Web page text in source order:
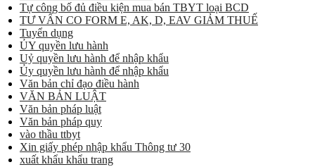
Tự công bố đủ điều kiện mua bán TBYT loại BCD
TƯ VẤN CO FORM E, AK, D, EAV GIẢM THUẾ
Tuyển dụng
ỦY quyền lưu hành
Uỷ quyền lưu hành để nhập khẩu
Ủy quyền lưu hành để nhập khẩu
Văn bản chỉ đạo điều hành
VĂN BẢN LUẬT
Văn bản pháp luật
Văn bản pháp quy
vào thầu ttbyt
Xin giấy phép nhập khẩu Thông tư 30
xuất khẩu khẩu trang